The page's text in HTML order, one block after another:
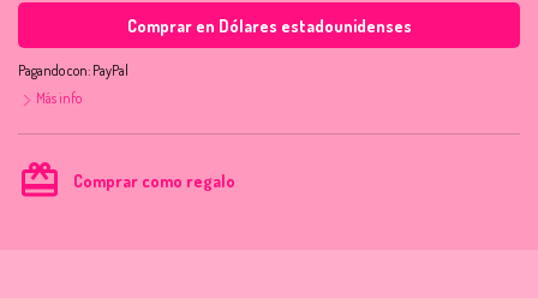
Comprar en Dólares estadounidenses
Pagando con: PayPal
Más info
card_giftcard Comprar como regalo